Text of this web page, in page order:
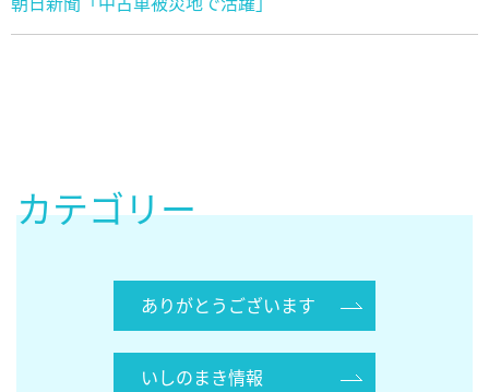
カテゴリー
ありがとうございます
いしのまき情報